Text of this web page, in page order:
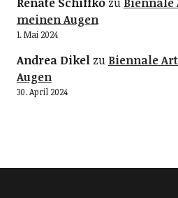
meinen Augen
1. Mai 2024
Andrea Dikelzu Biennale
Augen
30. April 2024